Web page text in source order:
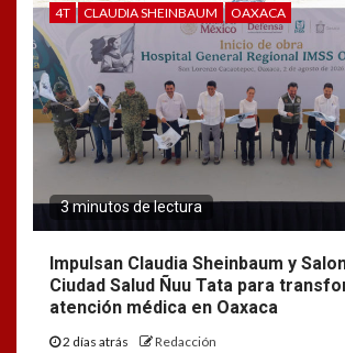
4T CLAUDIA SHEINBAUM OAXACA
3 minutos de lectura
Impulsan Claudia Sheinbaum y
Ciudad Salud Ñuu Tata para
atención médica en Oaxaca
2 días atrás Redacción